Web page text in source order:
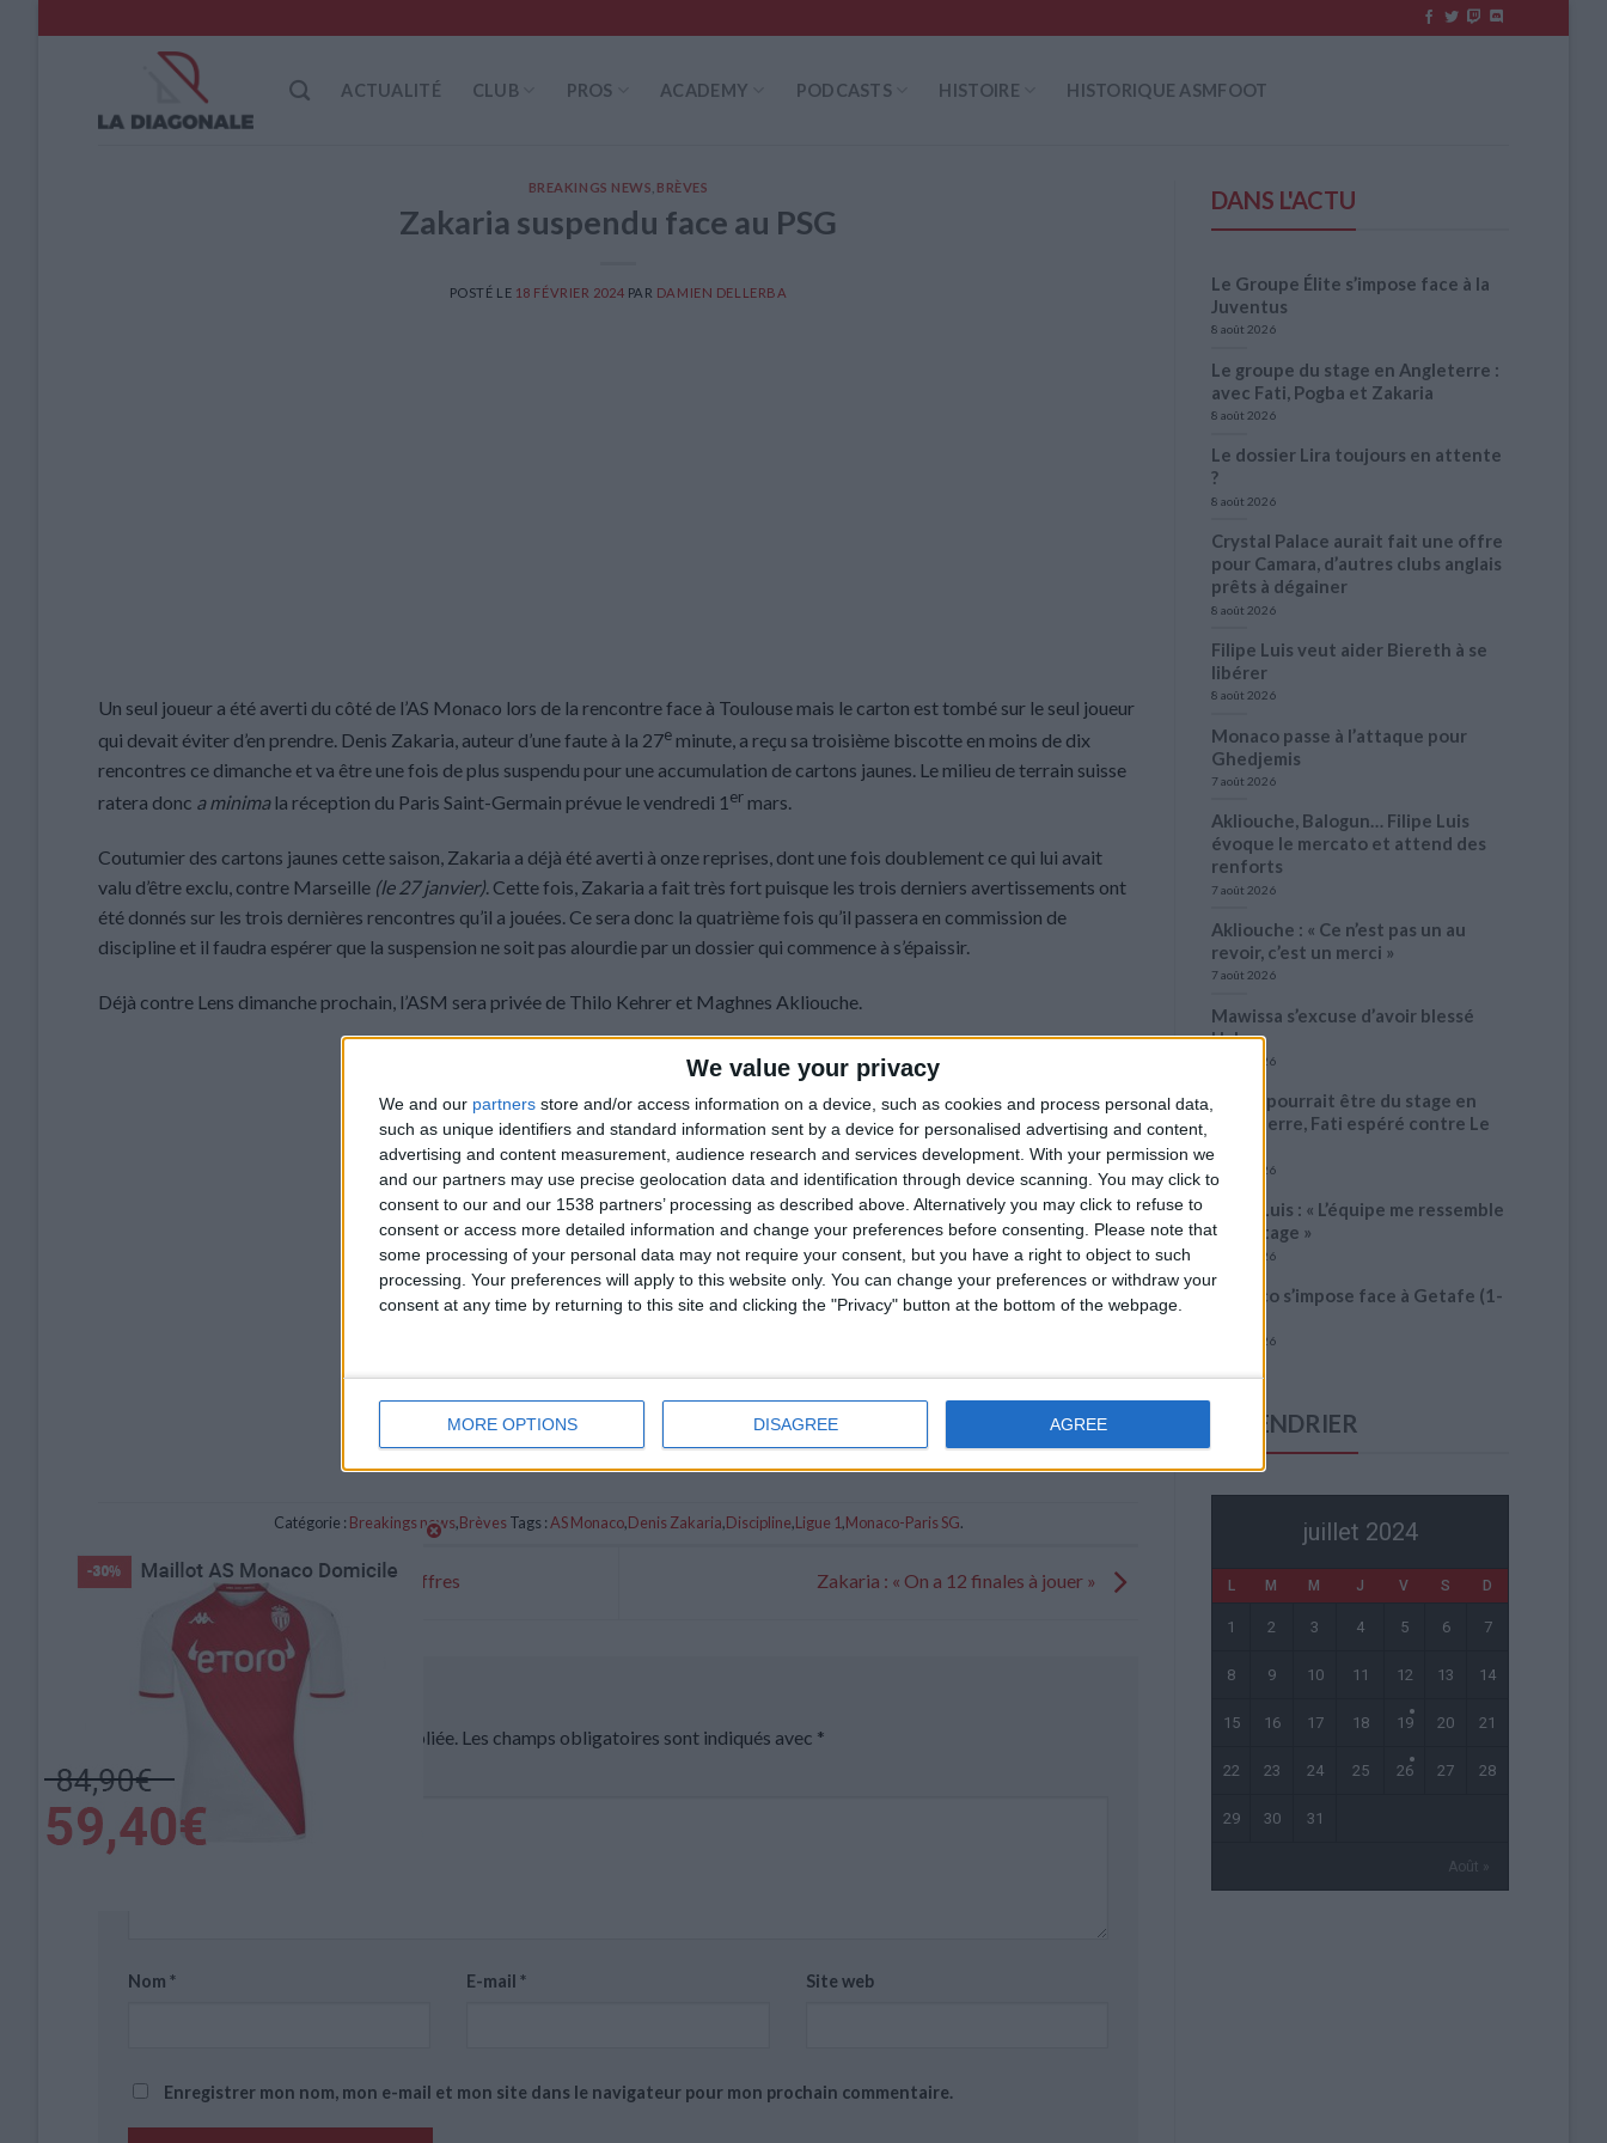
We value your privacy
We and our partners store and/or access information on a device, such as cookies and process personal data,
such as unique identifiers and standard information sent by a device for personalised advertising and content,
advertising and content measurement, audience research and services development. With your permission we
and our partners may use precise geolocation data and identification through device scanning. You may click to
consent to our and our 1538 partners’ processing as described above. Alternatively you may click to refuse to
consent or access more detailed information and change your preferences before consenting.
Please note that
some processing of your personal data may not require your consent, but you have a right to object to such
processing. Your preferences will apply to this website only. You can change your preferences or withdraw your
consent at any time by returning to this site and clicking the "Privacy" button at the bottom of the webpage.
MORE OPTIONS DISAGREE AGREE
to
ACTUALITÉ CLUB PROS ACADEMY PODCASTS HISTOIRE HISTORIQUE ASMFOOT
BREAKINGS NEWS BRÈVES
Zakaria suspendu face au PSG
POSTÉ LE 18 FÉVRIER 2024 PAR DAMIEN DELLERBA
Un seul joueur a été averti du côté de l’AS Monaco lors de la rencontre face à Toulouse mais le carton est tombé sur le seul joueur
qui devait éviter d’en prendre. Denis Zakaria, auteur d’une faute à la 27e minute, a reçu sa troisième biscotte en moins de dix
rencontres ce dimanche et va être une fois de plus suspendu pour une accumulation de cartons jaunes. Le milieu de terrain suisse
ratera donc a minimala réception du Paris Saint-Germain prévue le vendredi 1 er mars.
Coutumier des cartons jaunes cette saison, Zakaria a déjà été averti à onze reprises, dont une fois doublement ce qui lui avait
valu d’être exclu, contre Marseille (le 27 janvier). Cette fois, Zakaria a fait très fort puisque les trois derniers avertissements ont
été donnés sur les trois dernières rencontres qu’il a jouées. Ce sera donc la quatrième fois qu’il passera en commission de
discipline et il faudra espérer que la suspension ne soit pas alourdie par un dossier qui commence à s’épaissir.
Déjà contre Lens dimanche prochain, l’ASM sera privée de Thilo Kehrer et Maghnes Akliouche.
Catégorie : Breakings news,BrèvesTags :AS Monaco,Denis Zakaria,Discipline,Ligue 1,Monaco-Paris SG.
Monaco-Toulouse : le match en chiffres Zakaria : « On a 12 finales à jouer »
Laisser un commentaire
Votre adresse e-mail ne sera pas publiée. Les champs obligatoires sont indiqués avec *
Commentaire *
Nom * E-mail* Site web
Enregistrer mon nom, mon e-mail et mon site dans le navigateur pour mon prochain commentaire.
DANS L'ACTU
Le Groupe Élite s’impose face à la
Juventus
8 août 2026
Le groupe du stage en Angleterre :
avec Fati, Pogba et Zakaria
8 août 2026
Le dossier Lira toujours en attente
?
8 août 2026
Crystal Palace aurait fait une offre
pour Camara, d’autres clubs anglais
prêts à dégainer
8 août 2026
Filipe Luis veut aider Biereth à se
libérer
8 août 2026
Monaco passe à l’attaque pour
Ghedjemis
7 août 2026
Akliouche, Balogun… Filipe Luis
évoque le mercato et attend des
renforts
7 août 2026
Akliouche : « Ce n’est pas un au
revoir, c’est un merci »
7 août 2026
Mawissa s’excuse d’avoir blessé
Uche
7 août 2026
Pogba pourrait être du stage en
Angleterre, Fati espéré contre Le
6 août 2026
Filipe Luis : « L’équipe me ressemble
davantage »
6 août 2026
Monaco s’impose face à Getafe (1-
6 août 2026
CALENDRIER
juillet 2024
L M M J V S D
Août »
1 2 3 4 5 6 7
8 9 10 11 12 13 14
15 16 17 18 19 20 21
22 23 24 25 26 27 28
29 30 31